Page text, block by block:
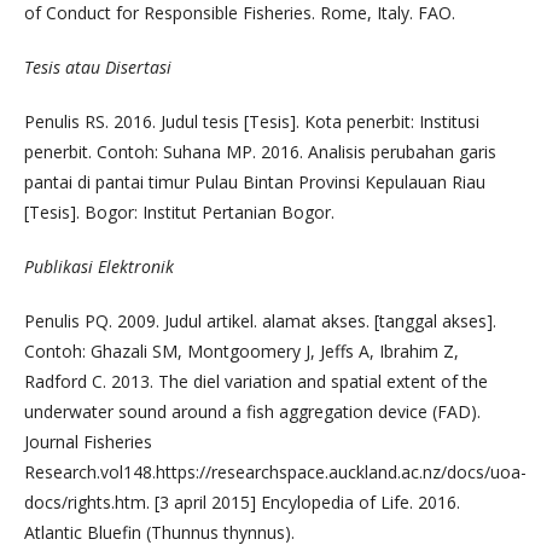
of Conduct for Responsible Fisheries. Rome, Italy. FAO.
Tesis atau Disertasi
Penulis RS. 2016. Judul tesis [Tesis]. Kota penerbit: Institusi
penerbit. Contoh: Suhana MP. 2016. Analisis perubahan garis
pantai di pantai timur Pulau Bintan Provinsi Kepulauan Riau
[Tesis]. Bogor: Institut Pertanian Bogor.
Publikasi Elektronik
Penulis PQ. 2009. Judul artikel. alamat akses. [tanggal akses].
Contoh: Ghazali SM, Montgoomery J, Jeffs A, Ibrahim Z,
Radford C. 2013. The diel variation and spatial extent of the
underwater sound around a fish aggregation device (FAD).
Journal Fisheries
Research.vol148.https://researchspace.auckland.ac.nz/docs/uoa-
docs/rights.htm. [3 april 2015] Encylopedia of Life. 2016.
Atlantic Bluefin (Thunnus thynnus).